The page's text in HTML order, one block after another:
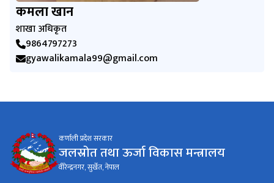
कमला खान
शाखा अधिकृत
9864797273
gyawalikamala99@gmail.com
कर्णाली प्रदेश सरकार
जलस्रोत तथा ऊर्जा विकास मन्त्रालय
वीरेन्द्रनगर, सुर्खेत, नेपाल